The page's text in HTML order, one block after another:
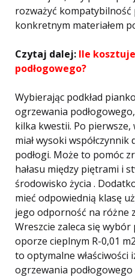
rozważyć kompatybilność
konkretnym materiałem
Czytaj dalej: Ile
podłogowego?
Wybierając podkład
ogrzewania
kilka kwestii. Po pierwsze,
miał wysoki współczynnik
podłogi. Może to pomóc
hałasu między piętrami i
środowisko życia .
mieć odpowiednią klasę
jego odporność na różne
Wreszcie zaleca się
oporze cieplnym R-0,01
to optymalne właściwości
ogrzewania